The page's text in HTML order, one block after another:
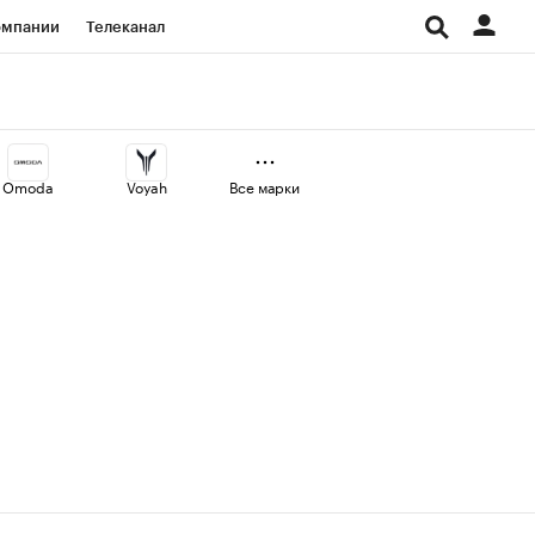
Телеканал
Проверка контрагентов
Omoda Voyah Все марки